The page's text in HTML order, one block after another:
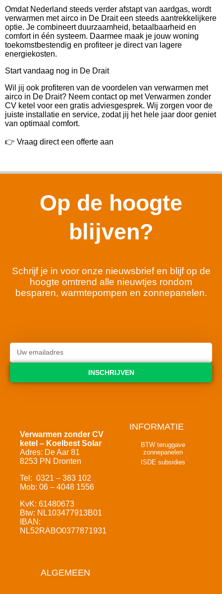
Omdat Nederland steeds verder afstapt van aardgas, wordt
verwarmen met airco in De Drait een steeds aantrekkelijkere
optie. Je combineert duurzaamheid, betaalbaarheid en
comfort in één systeem. Daarmee maak je jouw woning
toekomstbestendig en profiteer je direct van lagere
energiekosten.
Start vandaag nog in De Drait
Wil jij ook profiteren van de voordelen van verwarmen met
airco in De Drait? Neem contact op met Verwarmen zonder
CV ketel voor een gratis adviesgesprek. Wij zorgen voor de
juiste installatie en service, zodat jij het hele jaar door geniet
van optimaal comfort.
👉 Vraag direct een offerte aan
Op de hoogte
blijven?
Schrijf je in voor onze nieuwsbrief en blijf op de
hoogte omtrend alle nieuwtjes rondom
besparen, warmtepompen en zonnepanelen.
INSCHRIJVEN
Verwarmen zonder CV
ketel – Koelbest Solar
Adres: De Aar 81
8253 PN Dronten
Tel: 0321 – 383 102
Mob: 06 – 4048 1556
KvK: 61480673
Btw: NL103477913B01
IBAN:
NL52RABO0377871931
INFORMATIE
BTW teruggave
zonnepanelen
ISDE subsidies
ALGEMEEN